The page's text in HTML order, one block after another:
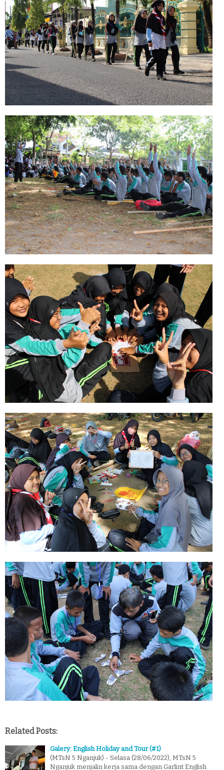
Related Posts:
Galery: English Holiday and Tour (#1)
(MTsN 5 Nganjuk) - Selasa (28/06/2022), MTsN 5
Nganjuk menjalin kerja sama dengan Garlint English